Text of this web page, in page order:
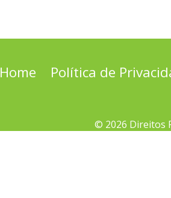
Home Política de
© 2026 Direitos